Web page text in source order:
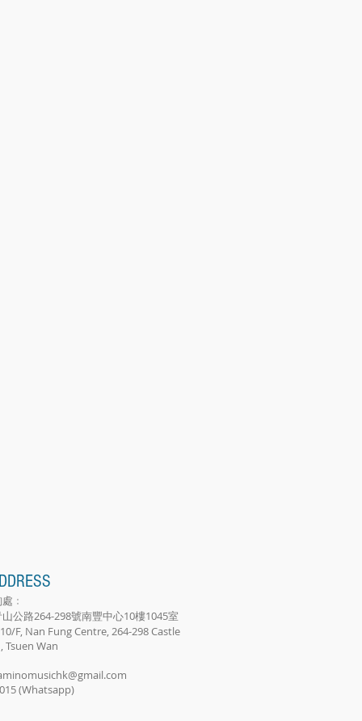
﹕
公路264-298號南豐中心10樓1045室
F, Nan Fung Centre, 264-298 Castle
Tsuen Wan
(Whatsapp)